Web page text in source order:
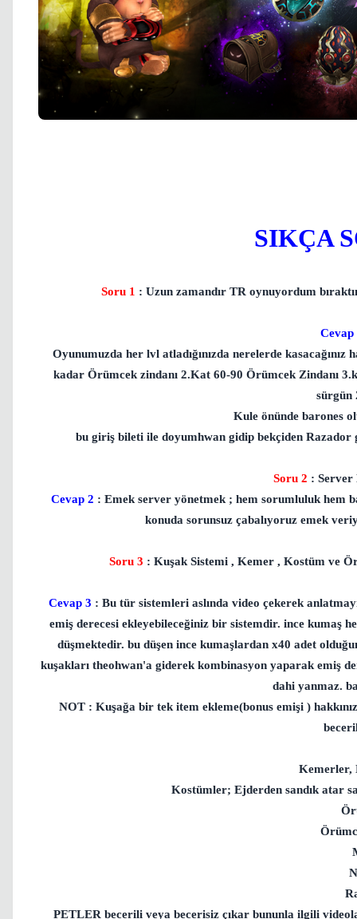
SIKÇA
Soru 1 : Uzun zamandır TR oynuyordum
Cevap
Oyunumuzda her lvl atladığınızda nerelerde
kadar Örümcek zindanı 2.Kat 60-90 Örümcek Zindanı
sürgün
Kule önünde barones
bu giriş bileti ile doyumhwan gidip bekçiden
Soru 2 : Server
Cevap 2 : Emek server yönetmek ; hem sorumluluk hem
konuda sorunsuz çabalıyoruz emek
Soru 3 : Kuşak Sistemi , Kemer , Kostüm ve
Cevap 3 : Bu tür sistemleri aslında video çekerek
emiş derecesi ekleyebileceğiniz bir sistemdir. ince kumaş
düşmektedir. bu düşen ince kumaşlardan x40 adet
kuşakları theohwan'a giderek kombinasyon yaparak emiş
dahi yanmaz.
NOT : Kuşağa bir tek item ekleme(bonus emişi )
Kemerler,
Kostümler; Ejderden sandık atar
PETLER becerili veya becerisiz çıkar bununla ilgili